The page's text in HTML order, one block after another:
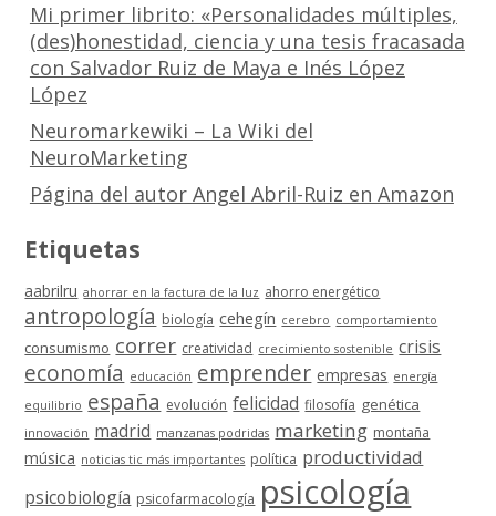
Mi primer librito: «Personalidades múltiples,
(des)honestidad, ciencia y una tesis fracasada
con Salvador Ruiz de Maya e Inés López
López
Neuromarkewiki – La Wiki del
NeuroMarketing
Página del autor Angel Abril-Ruiz en Amazon
Etiquetas
aabrilru ahorrar en la factura de la luz ahorro energético
antropología biología cehegín cerebro comportamiento
consumismo correr creatividad crecimiento sostenible crisis
economía educación emprender empresas energía
equilibrio españa evolución felicidad filosofía genética
innovación madrid manzanas podridas marketing montaña
música noticias tic más importantes política productividad
psicobiología psicofarmacología psicología